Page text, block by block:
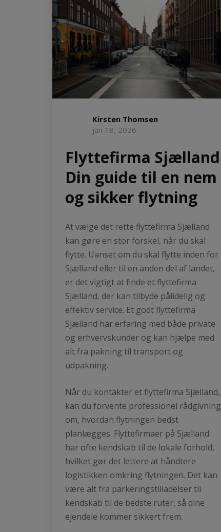
Kirsten Thomsen
jun 18, 2026
Flyttefirma
Din guide til en nem
og sikker flytning
At vælge det rette flyttefirma Sjælland
kan gøre en stor forskel, når du skal
flytte. Uanset om du skal flytte inden for
Sjælland eller til en anden del af landet,
er det vigtigt at finde et flyttefirma
Sjælland, der kan tilbyde pålidelig og
effektiv service. Et godt flyttefirma
Sjælland har erfaring med både private
og erhvervskunder og kan hjælpe med
alt fra pakning til transport og
udpakning.
Når du kontakter et flyttefirma Sjælland,
kan du forvente professionel rådgivning
om, hvordan flytningen bedst
planlægges. Flyttefirmaer på Sjælland
har ofte kendskab til de lokale forhold,
hvilket gør det lettere at håndtere
logistikken omkring flytningen. Det kan
være alt fra parkeringstilladelser til
kendskab til de bedste ruter, så dine
ejendele kommer sikkert frem.